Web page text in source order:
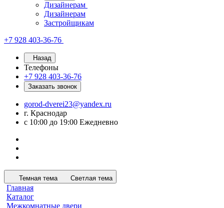
Дизайнерам
Дизайнерам
Застройщикам
+7 928 403-36-76
Назад
Телефоны
+7 928 403-36-76
Заказать звонок
gorod-dverei23@yandex.ru
г. Краснодар
с 10:00 до 19:00 Ежедневно
Темная тема Светлая тема
Главная
Каталог
Межкомнатные двери